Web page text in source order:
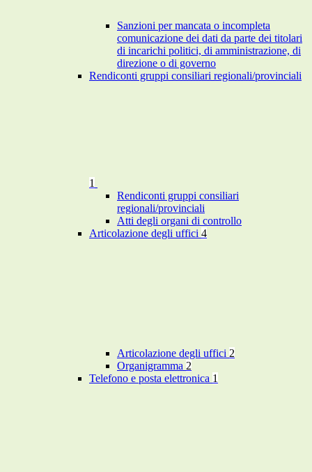
Sanzioni per mancata o incompleta
comunicazione dei dati da parte dei titolari
di incarichi politici, di amministrazione, di
direzione o di governo
Rendiconti gruppi consiliari regionali/provinciali
1
Rendiconti gruppi consiliari
regionali/provinciali
Atti degli organi di controllo
Articolazione degli uffici 4
Articolazione degli uffici 2
Organigramma 2
Telefono e posta elettronica 1